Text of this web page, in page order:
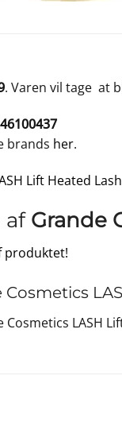
. Varen vil tage at
brands her.
Lift Heated
af Grande
produktet!
LASH